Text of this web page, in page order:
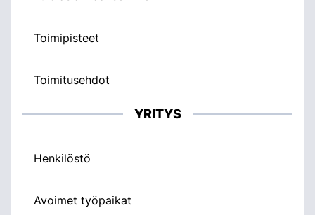
Toimipisteet
Toimitusehdot
YRITYS
Henkilöstö
Avoimet työpaikat